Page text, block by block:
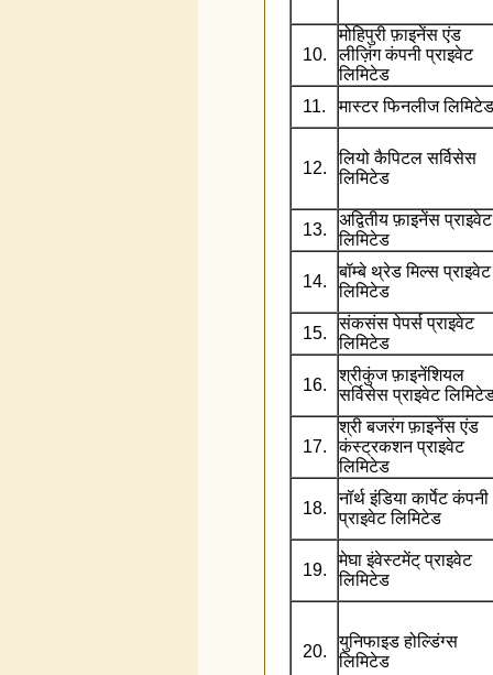
10.
मोहिपुरी फ़ाइनेंस एंड
लीज़िंग कंपनी प्राइवेट
लिमिटेड
11.
मास्टर फिनलीज लिमिटेड
12.
लियो कैपिटल सर्विसेस
लिमिटेड
13.
अद्वितीय फ़ाइनेंस प्राइवेट
लिमिटेड
14.
बॉम्बे थ्रेड मिल्स प्राइवेट
लिमिटेड
15.
संकसंस पेपर्स प्राइवेट
लिमिटेड
16.
श्रीकुंज फ़ाइनेंशियल
सर्विसेस प्राइवेट
17.
श्री बजरंग फ़ाइनेंस एंड
कंस्ट्रकशन प्राइवेट
लिमिटेड
18.
नॉर्थ इंडिया कार्पेट कंपनी
प्राइवेट लिमिटेड
19.
मेघा इंवेस्टमेंट् प्राइवेट
लिमिटेड
20.
युनिफाइड होल्डिंग्स
लिमिटेड